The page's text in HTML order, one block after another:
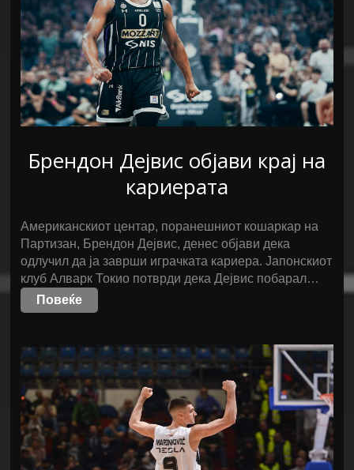
Брендон Дејвис објави крај на
кариерата
Американскиот центар, поранешниот кошаркар на
Партизан, Брендон Дејвис, денес објави дека
одлучил да ја заврши играчката кариера. Јапонскиот
клуб Алварк Токио потврди дека Дејвис побарал…
Повеќе